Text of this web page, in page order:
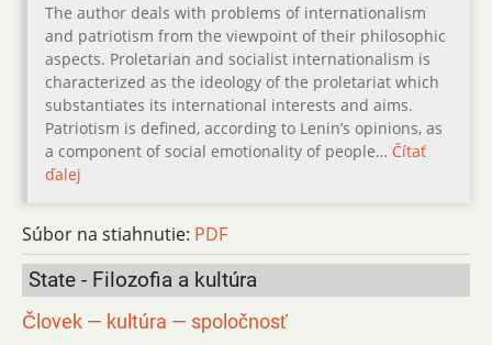
The author deals with problems of internationalism
and patriotism from the viewpoint of their philosophic
aspects. Proletarian and socialist internationalism is
characterized as the ideology of the proletariat which
substantiates its international interests and aims.
Patriotism is defined, according to Lenin’s opinions, as
a component of social emotionality of people… Čítať
ďalej
Súbor na stiahnutie: PDF
State - Filozofia a kultúra
Človek — kultúra — spoločnosť